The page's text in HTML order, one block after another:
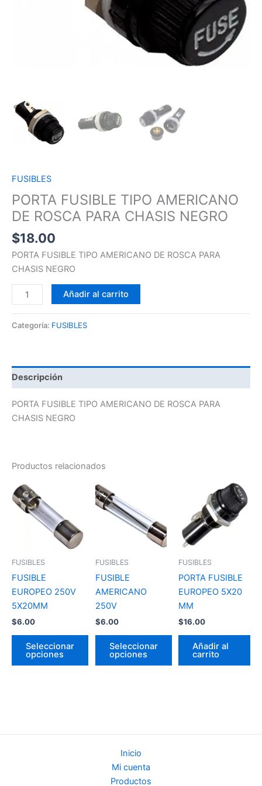
FUSIBLES
PORTA FUSIBLE TIPO AMERICANO
DE ROSCA PARA CHASIS NEGRO
$18.00
PORTA FUSIBLE TIPO AMERICANO DE ROSCA PARA
CHASIS NEGRO
Añadir al carrito
Categoría: FUSIBLES
Descripción
PORTA FUSIBLE TIPO AMERICANO DE ROSCA PARA
CHASIS NEGRO
Productos relacionados
FUSIBLES
FUSIBLE
EUROPEO 250V
5X20MM
$6.00
Seleccionar
opciones
Este
producto
tiene
múltiples
se
pueden
elegir
en
página
de
FUSIBLES
FUSIBLE
AMERICANO
250V
$6.00
Seleccionar
opciones
Este
producto
tiene
múltiples
se
pueden
elegir
en
página
de
FUSIBLES
PORTA FUSIBLE
EUROPEO 5X20
MM
$16.00
Añadir al
carrito
Inicio
Mi cuenta
Productos